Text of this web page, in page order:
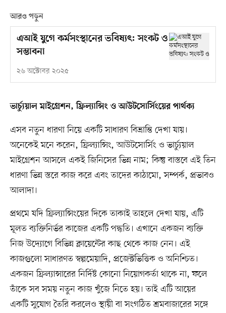
আরও পড়ুন
এআই যুগে কর্মসংস্থানের ভবিষ্যৎ: সংকট ও
সম্ভাবনা
২৬ অক্টোবর ২০২৫
ভার্চ্যুয়াল মাইগ্রেশন, ফ্রিল্যান্সিং ও আউটসোর্সিংয়ের পার্থক্য
এসব নতুন ধারণা নিয়ে একটি সাধারণ বিভ্রান্তি দেখা যায়।
অনেকেই মনে করেন, ফ্রিল্যান্সিং, আউটসোর্সিং ও ভার্চ্যুয়াল
মাইগ্রেশন আসলে একই জিনিসের ভিন্ন নাম; কিন্তু বাস্তবে এই তিন
ধারণা ভিন্ন স্তরে কাজ করে এবং তাদের কাঠামো, সম্পর্ক, প্রভাবও
আলাদা।
প্রথমে যদি ফ্রিল্যান্সিংয়ের দিকে তাকাই তাহলে দেখা যায়, এটি
মূলত ব্যক্তিনির্ভর কাজের একটি পদ্ধতি। এখানে একজন ব্যক্তি
নিজ উদ্যোগে বিভিন্ন ক্লায়েন্টের কাছ থেকে কাজ নেন। এই
কাজগুলো সাধারণত স্বল্পমেয়াদি, প্রজেক্টভিত্তিক ও অনিশ্চিত।
একজন ফ্রিল্যান্সারের নির্দিষ্ট কোনো নিয়োগকর্তা থাকে না, ফলে
তাঁকে সব সময় নতুন কাজ খুঁজে নিতে হয়। তাই এটি আয়ের
একটি সুযোগ তৈরি করলেও স্থায়ী বা সংগঠিত শ্রমবাজারের সঙ্গে